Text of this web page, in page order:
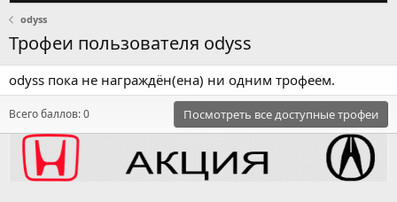
odyss
Трофеи пользователя odyss
odyss пока не награждён(ена) ни одним трофеем.
Всего баллов: 0 Посмотреть все доступные трофеи